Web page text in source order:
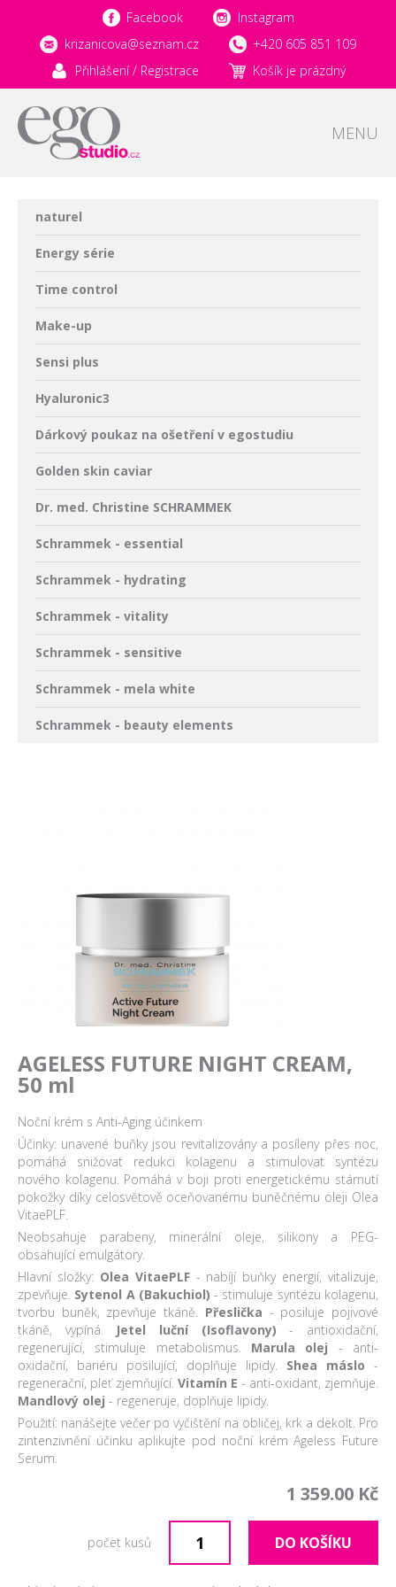
Facebook
Instagram
krizanicova@seznam.cz
+420 605 851 109
Přihlášení / Registrace
Košík je prázdný
MENU
naturel
Energy série
Time control
Make-up
Sensi plus
Hyaluronic3
Dárkový poukaz na ošetření v egostudiu
Golden skin caviar
Dr. med. Christine SCHRAMMEK
Schrammek - essential
Schrammek - hydrating
Schrammek - vitality
Schrammek - sensitive
Schrammek - mela white
Schrammek - beauty elements
AGELESS FUTURE NIGHT CREAM,
50 ml
Noční krém s Anti-Aging účinkem
Účinky: unavené buňky jsou revitalizovány a posíleny přes noc,
pomáhá snižovat redukci kolagenu a stimulovat syntézu
nového kolagenu. Pomáhá v boji proti energetickému stárnutí
pokožky díky celosvětově oceňovanému buněčnému oleji Olea
VitaePLF.
Neobsahuje parabeny, minerální oleje, silikony a PEG-
obsahující emulgátory.
Hlavní složky: Olea VitaePLF- nabíjí buňky energií, vitalizuje,
zpevňuje. Sytenol A (Bakuchiol) - stimuluje syntézu kolagenu,
tvorbu buněk, zpevňuje tkáně. Přeslička - posiluje pojivové
tkáně, vypíná. Jetel luční (Isoflavony) - antioxidační,
regenerující, stimuluje metabolismus. Marula olej - anti-
oxidační, bariéru posilující, doplňuje lipidy. Shea máslo -
regenerační, pleť zjemňující. Vitamín E - anti-oxidant, zjemňuje.
Mandlový olej - regeneruje, doplňuje lipidy.
Použití: nanášejte večer po vyčištění na obličej, krk a dekolt. Pro
zintenzivnění účinku aplikujte pod noční krém Ageless Future
Serum.
1 359.00 Kč
DO KOŠÍKU
počet kusů